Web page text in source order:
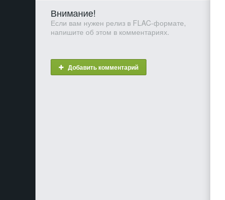
Внимание!
Если вам нужен релиз в FLAC-формате,
напишите об этом в комментариях.
Добавить комментарий